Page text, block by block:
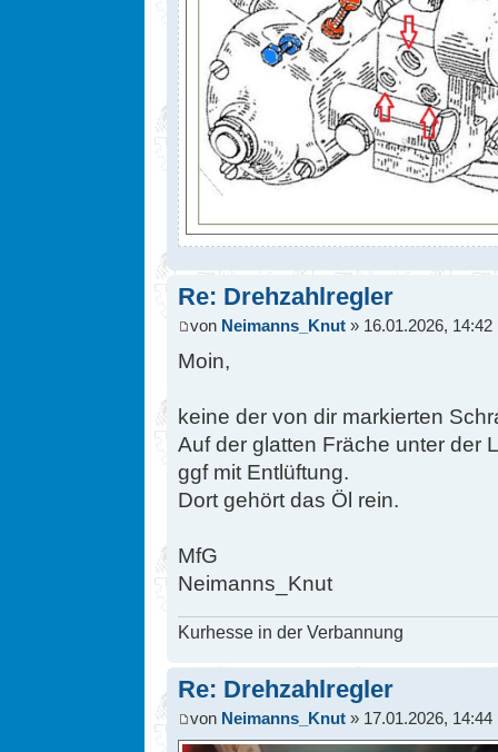
Re: Drehzahlregler
von Neimanns_Knut » 16.01.2026, 14:42
Moin,
keine der von dir markierten
Auf der glatten Fräche unter der
ggf mit Entlüftung.
Dort gehört das Öl rein.
MfG
Neimanns_Knut
Kurhesse in der Verbannung
Re: Drehzahlregler
von Neimanns_Knut » 17.01.2026, 14:44